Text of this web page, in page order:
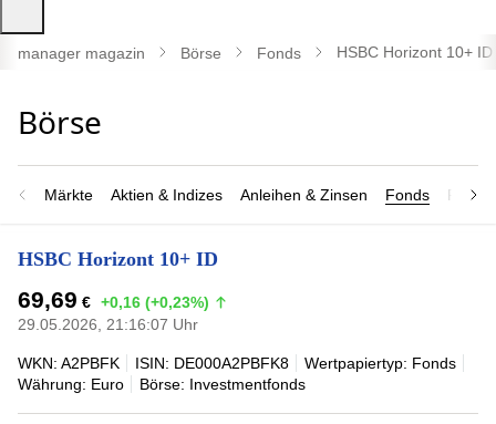
öffnen
manager magazin Börse Fonds HSBC Horizont 10+ ID
Märkte Aktien & Indizes Anleihen & Zinsen Fonds
HSBC Horizont 10+ ID
69,69 € +0,16 (+0,23%)
29.05.2026, 21:16:07 Uhr
WKN: A2PBFK ISIN: DE000A2PBFK8
Wertpapiertyp: Fonds
Währung: Euro
Börse: Investmentfonds